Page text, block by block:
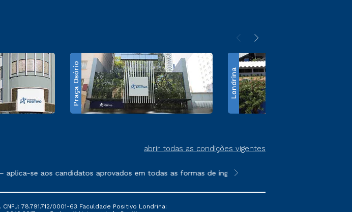
Praça Osório Londrina
abrir todas as condições vigentes
de serviços
se aos candidatos aprovados em todas as formas de ingresso, exceto na prova on-line ou
**Semipresencial é um formato do
78.791.712/0001-63 Faculdade Positivo Londrina: